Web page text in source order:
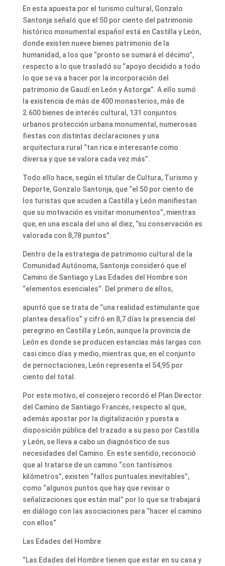
En esta apuesta por el turismo cultural, Gonzalo
Santonja señaló que el 50 por ciento del patrimonio
histórico monumental español está en Castilla y León,
donde existen nueve bienes patrimonio de la
humanidad, a los que “pronto se sumará el décimo”,
respecto a lo que trasladó su “apoyo decidido a todo
lo que se va a hacer por la incorporación del
patrimonio de Gaudí en León y Astorga”. A ello sumó
la existencia de más de 400 monasterios, más de
2.600 bienes de interés cultural, 131 conjuntos
urbanos protección urbana monumental, numerosas
fiestas con distintas declaraciones y una
arquitectura rural “tan rica e interesante como
diversa y que se valora cada vez más”.
Todo ello hace, según el titular de Cultura, Turismo y
Deporte, Gonzalo Santonja, que “el 50 por ciento de
los turistas que acuden a Castilla y León manifiestan
que su motivación es visitar monumentos”, mientras
que, en una escala del uno al diez, “su conservación es
valorada con 8,78 puntos”.
Dentro de la estrategia de patrimonio cultural de la
Comunidad Autónoma, Santonja consideró que el
Camino de Santiago y Las Edades del Hombre son
“elementos esenciales”. Del primero de ellos,
apuntó que se trata de “una realidad estimulante que
plantea desafíos” y cifró en 8,7 días la presencia del
peregrino en Castilla y León, aunque la provincia de
León es donde se producen estancias más largas con
casi cinco días y medio, mientras que, en el conjunto
de pernoctaciones, León representa el 54,95 por
ciento del total.
Por este motivo, el consejero recordó el Plan Director
del Camino de Santiago Francés, respecto al que,
además apostar por la digitalización y puesta a
disposición pública del trazado a su paso por Castilla
y León, se lleva a cabo un diagnóstico de sus
necesidades del Camino. En este sentido, reconoció
que al tratarse de un camino “con tantísimos
kilómetros”, existen “fallos puntuales inevitables”,
como “algunos puntos que hay que revisar o
señalizaciones que están mal” por lo que se trabajará
en diálogo con las asociaciones para “hacer el camino
con ellos”
Las Edades del Hombre
“Las Edades del Hombre tienen que estar en su casa y